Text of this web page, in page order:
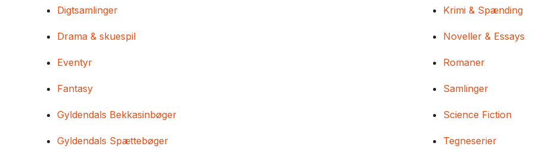
Digtsamlinger
Drama & skuespil
Eventyr
Fantasy
Gyldendals Bekkasinbøger
Gyldendals Spættebøger
Krimi & Spænding
Noveller & Essays
Romaner
Samlinger
Science Fiction
Tegneserier